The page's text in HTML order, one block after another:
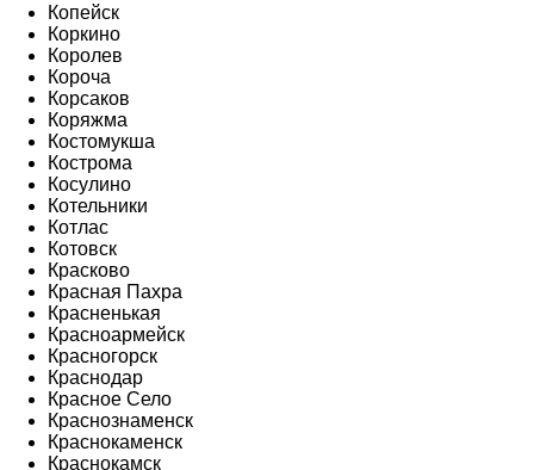
Копейск
Коркино
Королев
Короча
Корсаков
Коряжма
Костомукша
Кострома
Косулино
Котельники
Котлас
Котовск
Красково
Красная Пахра
Красненькая
Красноармейск
Красногорск
Краснодар
Красное Село
Краснознаменск
Краснокаменск
Краснокамск